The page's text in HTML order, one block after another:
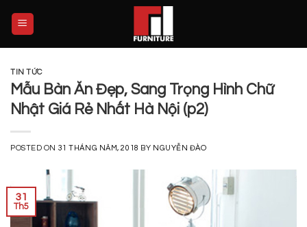
TIN TỨC
Mẫu Bàn Ăn Đẹp, Sang Trọng Hình Chữ
Nhật Giá Rẻ Nhất Hà Nội (p2)
POSTED ON 31 THÁNG NĂM, 2018 BY NGUYỄN ĐÀO
31
Th5